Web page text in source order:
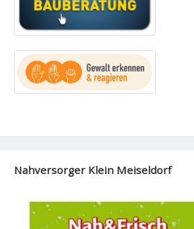
Nahversorger Klein Meiseldorf